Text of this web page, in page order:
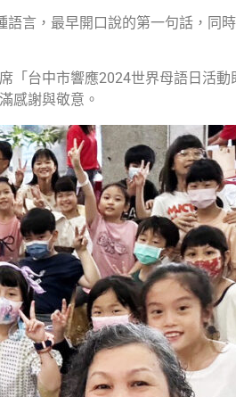
語言，最早開口說的第一句話，同
台中市響應2024世界母語日活
感謝與敬意。